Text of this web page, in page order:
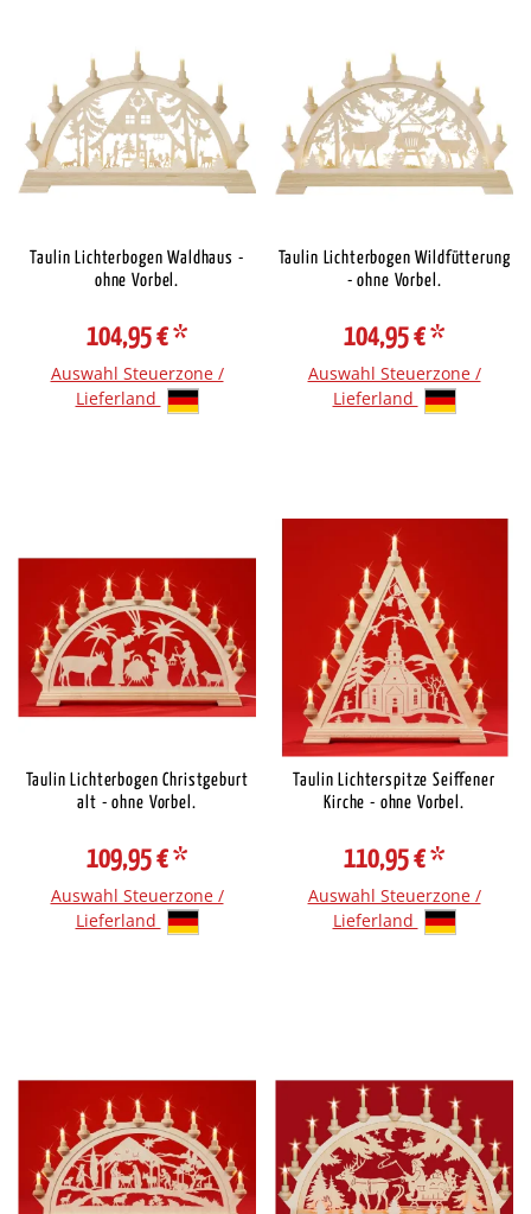
Taulin Lichterbogen Waldhaus -
ohne Vorbel.
104,95 €*
Auswahl Steuerzone /
Lieferland
Taulin Lichterbogen Wildfütterung
- ohne Vorbel.
104,95 €*
Auswahl Steuerzone /
Lieferland
Taulin Lichterbogen Christgeburt
alt - ohne Vorbel.
109,95 €*
Auswahl Steuerzone /
Lieferland
Taulin Lichterspitze Seiffener
Kirche - ohne Vorbel.
110,95 €*
Auswahl Steuerzone /
Lieferland